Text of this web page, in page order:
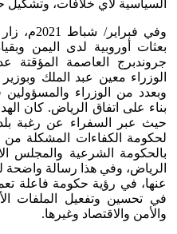
السياسية لأي خلافات،
وفي
بعثات أوروبية لدى اليمن
جروندبرج العاصمة المؤقتة
الوزراء معين عبد الملك
وبعدد من الوزراء
بناء على اتفاق الرياض. كان
حيث عبر السفراء عن رغبة
لحكومة الكفاءات المشكلة من
بالحكومة الشرعية والمجلس
الرياض، وفي هذا رسالة واضحة
عنها، في رؤية حكومة فاعلة
في تحسين وتفعيل الملفات
والأمن والاقتصاد وغيرها.